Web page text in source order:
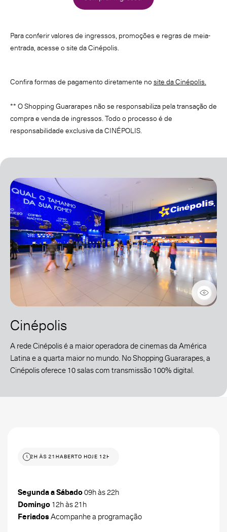
Para conferir valores de ingressos, promoções e regras de meia-
entrada, acesse o site da Cinépolis.
Confira formas de pagamento diretamente no site da Cinépolis.
** O Shopping Guararapes não se responsabiliza pela transação de
compra e venda de ingressos. Todo o processo é de
responsabilidade exclusiva da CINÉPOLIS.
Cinépolis
A rede Cinépolis é a maior operadora de cinemas da América
Latina e a quarta maior no mundo. No Shopping Guararapes, a
Cinépolis oferece 10 salas com transmissão 100% digital.
HOJE 12H ÀS 21HABERTO HOJE 12H ÀS 21H
Segunda a Sábado09h às 22h
Domingo 12h às 21h
FeriadosAcompanhe a programação